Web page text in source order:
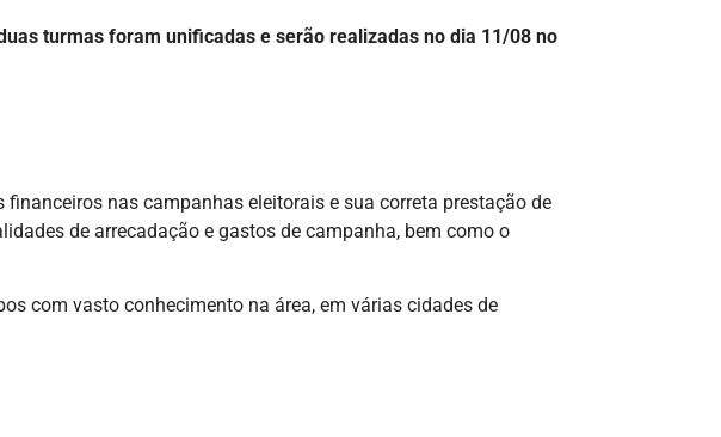
turmas foram unificadas e serão realizadas no dia 11/08 no
nas campanhas eleitorais e sua correta prestação de
de arrecadação e gastos de campanha, bem como o
com vasto conhecimento na área, em várias cidades de